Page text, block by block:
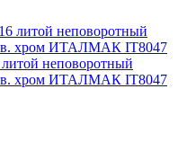
неповоротный
хром ИТАЛМАК IT8047